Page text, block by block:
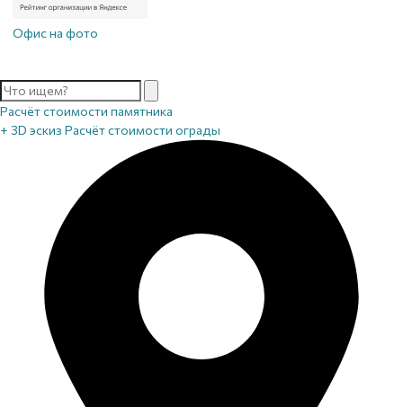
Офис на фото
Расчёт стоимости памятника
+ 3D эскиз Расчёт стоимости ограды